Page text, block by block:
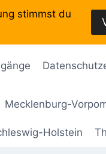
Mecklenburg-
Holstein
stimmst du